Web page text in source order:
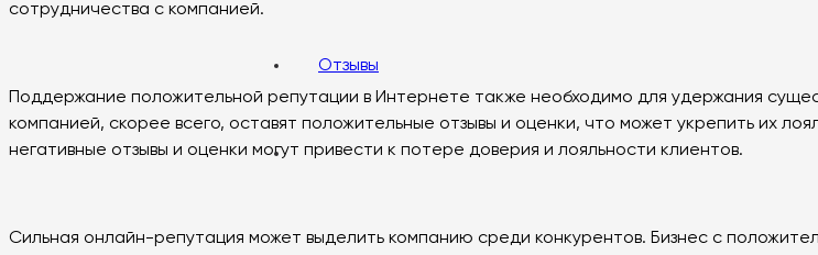
Отзывы
сотрудничества с компанией.
Поддержание положительной репутации в Интернете также необходимо для удержания
компанией, скорее всего, оставят положительные отзывы и оценки, что может укрепить их
негативные отзывы и оценки могут привести к потере доверия и лояльности клиентов.
Сильная онлайн-репутация может выделить компанию среди конкурентов. Бизнес с